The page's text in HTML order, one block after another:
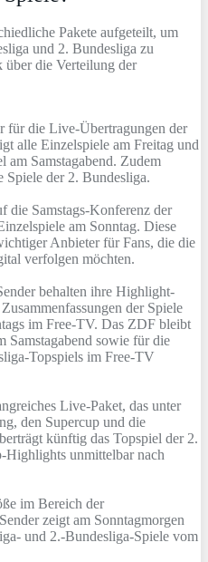
Pakete aufgeteilt, um
und 2. Bundesliga zu
die Verteilung der
für die Live-Übertragungen der
alle Einzelspiele am Freitag und
am Samstagabend. Zudem
der 2. Bundesliga.
Samstags-Konferenz der
am Sonntag. Diese
Anbieter für Fans, die die
verfolgen möchten.
behalten ihre Highlight-
der Spiele
im Free-TV. Das ZDF bleibt
Samstagabend sowie für die
Topspiels im Free-TV
Live-Paket, das unter
den Supercup und die
künftig das Topspiel der 2.
Highlights unmittelbar nach
im Bereich der
zeigt am Sonntagmorgen
und 2.-Bundesliga-Spiele vom